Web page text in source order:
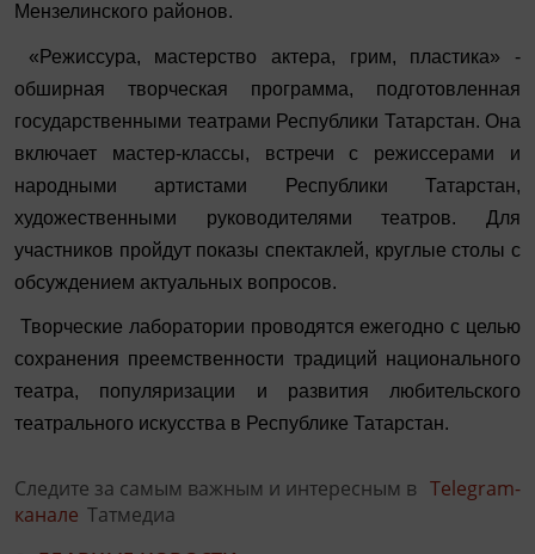
Мензелинского районов.
«Режиссура, мастерство актера, грим, пластика» -
обширная творческая программа, подготовленная
государственными театрами Республики Татарстан. Она
включает мастер-классы, встречи с режиссерами и
народными артистами Республики Татарстан,
художественными руководителями театров. Для
участников пройдут показы спектаклей, круглые столы с
обсуждением актуальных вопросов.
Творческие лаборатории проводятся ежегодно с целью
сохранения преемственности традиций национального
театра, популяризации и развития любительского
театрального искусства в Республике Татарстан.
Следите за самым важным и интересным в Telegram-
канале Татмедиа